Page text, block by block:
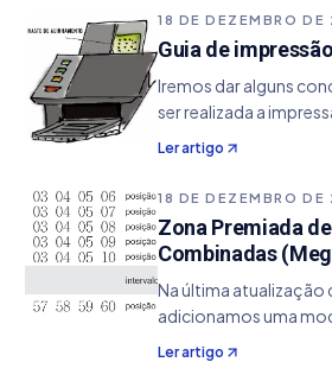
no qual
inicial 1 na
combinadas.
18 DE DEZEMBRO DE
Guia de
Iremos dar alguns
ser realizada a
Joga Loterias
do Joga Loterias
dois tipos de
da…
Ler artigo
18 DE DEZEMBRO DE
Zona Premiada
Combinadas
Na última atualização
adicionamos uma
de estatística do
Zona Premiada Mega
Ler artigo